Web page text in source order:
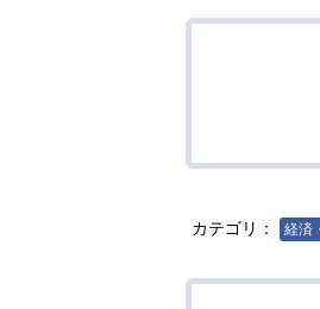
カテゴリ： 経済